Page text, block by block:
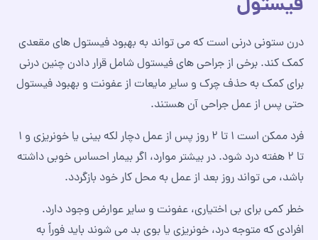
درن ستونی درنی است که می‌ تواند به بهبود فیستول‌ های مقعدی
کمک کند. برخی از جراحی‌ های فیستول شامل قرار دادن چنین درنی
برای کمک به حذف چرک و سایر مایعات از عفونت و بهبود فیستول
حتی پس از عمل جراحی آن هستند.
فرد ممکن است ۱ تا ۲ روز پس از عمل دچار لکه‌ بینی یا خونریزی و ۱
تا ۲ هفته درد شود. در بیشتر موارد، اگر بیمار احساس خوبی داشته
باشد، می‌ تواند روز بعد از عمل به محل کار خود بازگردد.
خطر کمی برای بی‌ اختیاری، عفونت و سایر عوارض وجود دارد.
افرادی که متوجه درد، خونریزی یا بوی بد می‌ شوند باید فوراً به